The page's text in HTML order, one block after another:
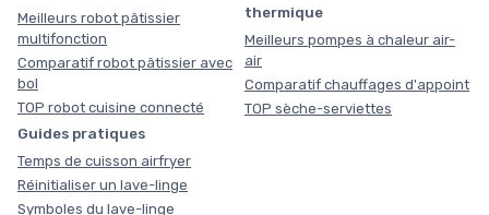
Meilleurs robot pâtissier
multifonction
Comparatif robot pâtissier avec
bol
TOP robot cuisine connecté
thermique
Meilleurs pompes à chaleur air-
air
Comparatif chauffages d'appoint
TOP sèche-serviettes
Guides pratiques
Temps de cuisson airfryer
Réinitialiser un lave-linge
Symboles du lave-linge